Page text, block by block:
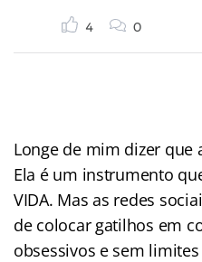
4 0
Longe de mim dizer
Ela é um instrumento
VIDA. Mas as redes
de colocar gatilhos em
obsessivos e sem